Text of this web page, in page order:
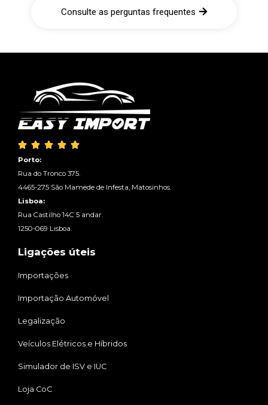
Consulte as perguntas frequentes
    
Porto:
Rua do Tronco 375.
4465-275 São Mamede de Infesta, Matosinhos.
Lisboa:
Rua Castilho 14C 5 andar.
1250-069 Lisboa.
Ligações úteis
Importações
Importação Automóvel
Legalização
Veículos Elétricos e Híbridos
Simulador de ISV e IUC
Loja CoC